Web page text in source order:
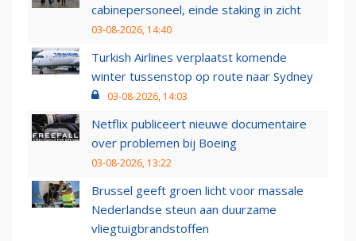
cabinepersoneel, einde staking in zicht
03-08-2026, 14:40
Turkish Airlines verplaatst komende
winter tussenstop op route naar Sydney
03-08-2026, 14:03
Netflix publiceert nieuwe documentaire
over problemen bij Boeing
03-08-2026, 13:22
Brussel geeft groen licht voor massale
Nederlandse steun aan duurzame
vliegtuigbrandstoffen